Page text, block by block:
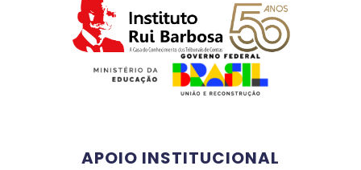
APOIO INSTITUCIONAL